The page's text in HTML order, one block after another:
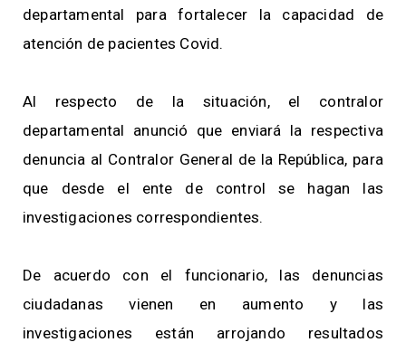
departamental para fortalecer la capacidad de
atención de pacientes Covid.
Al respecto de la situación, el contralor
departamental anunció que enviará la respectiva
denuncia al Contralor General de la República, para
que desde el ente de control se hagan las
investigaciones correspondientes.
De acuerdo con el funcionario, las denuncias
ciudadanas vienen en aumento y las
investigaciones están arrojando resultados